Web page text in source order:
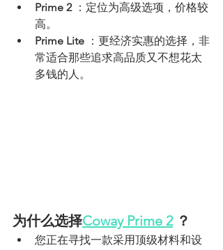
Prime 2 ：定位为高级选项，价格较
高。
Prime Lite ：更经济实惠的选择，非
常适合那些追求高品质又不想花太
多钱的人。
为什么选择Coway Prime 2 ？
您正在寻找一款采用顶级材料和设